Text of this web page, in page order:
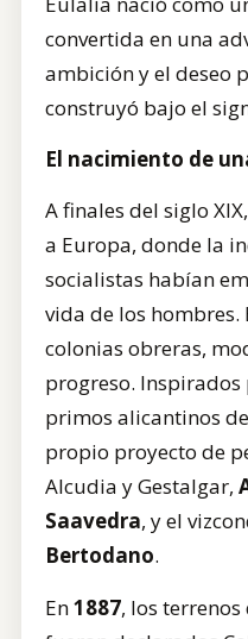
convertida en una
ambición y el deseo
construyó bajo el
El nacimiento de
A finales del siglo
a Europa, donde la
socialistas habían
vida de los hombres.
colonias obreras,
progreso.
primos alicantinos
propio proyecto de
Alcudia y Gestalgar,
Saavedra, y el
Bertodano.
En1887, los